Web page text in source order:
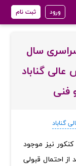
ورود ثبت نام
سال
عالی گناباد
فنی
گناباد
نیز موجود
از احتمال قبولی